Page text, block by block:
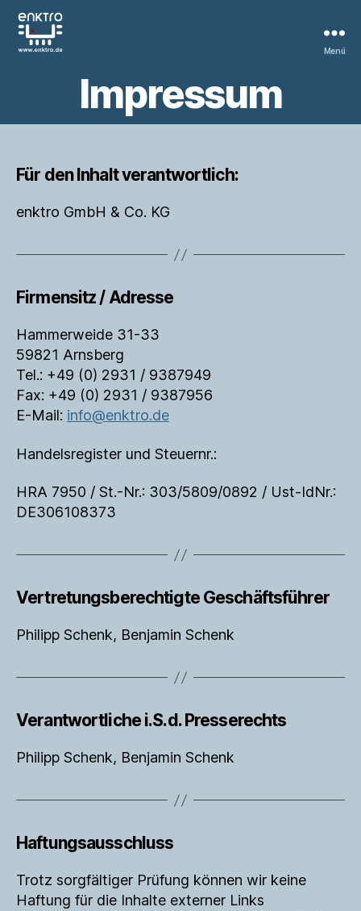
Menü
Impressum
Für den Inhalt verantwortlich:
enktro GmbH & Co. KG
Firmensitz / Adresse
Hammerweide 31-33
59821 Arnsberg
Tel.: +49 (0) 2931 / 9387949
Fax: +49 (0) 2931 / 9387956
E-Mail: info@enktro.de
Handelsregister und Steuernr.:
HRA 7950 / St.-Nr.: 303/5809/0892 / Ust-IdNr.:
DE306108373
Vertretungsberechtigte Geschäftsführer
Philipp Schenk, Benjamin Schenk
Verantwortliche i.S.d. Presserechts
Philipp Schenk, Benjamin Schenk
Haftungsausschluss
Trotz sorgfältiger Prüfung können wir keine
Haftung für die Inhalte externer Links